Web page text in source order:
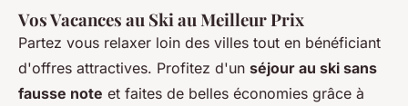
Vos Vacances au Ski au Meilleur Prix
Partez vous relaxer loin des villes tout en bénéficiant
d'offres attractives. Profitez d'un séjour au ski sans
fausse note et faites de belles économies grâce à